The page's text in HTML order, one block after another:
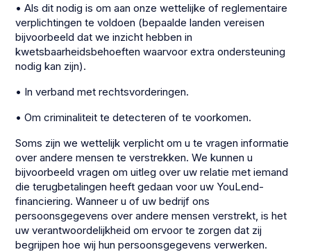
• Als dit nodig is om aan onze wettelijke of reglementaire
verplichtingen te voldoen (bepaalde landen vereisen
bijvoorbeeld dat we inzicht hebben in
kwetsbaarheidsbehoeften waarvoor extra ondersteuning
nodig kan zijn).
• In verband met rechtsvorderingen.
• Om criminaliteit te detecteren of te voorkomen.
Soms zijn we wettelijk verplicht om u te vragen informatie
over andere mensen te verstrekken. We kunnen u
bijvoorbeeld vragen om uitleg over uw relatie met iemand
die terugbetalingen heeft gedaan voor uw YouLend-
financiering. Wanneer u of uw bedrijf ons
persoonsgegevens over andere mensen verstrekt, is het
uw verantwoordelijkheid om ervoor te zorgen dat zij
begrijpen hoe wij hun persoonsgegevens verwerken.